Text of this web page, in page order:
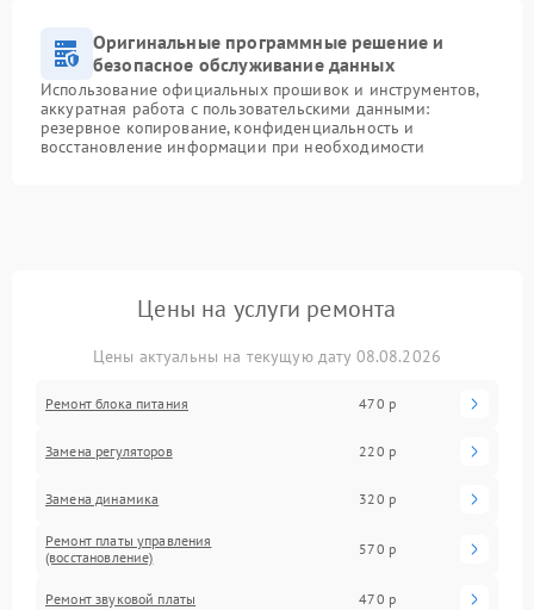
Оригинальные программные решение и
безопасное обслуживание данных
Использование официальных прошивок и инструментов,
аккуратная работа с пользовательскими данными:
резервное копирование, конфиденциальность и
восстановление информации при необходимости
Цены на услуги ремонта
Цены актуальны на текущую дату 08.08.2026
Ремонт блока питания 470 р
Замена регуляторов 220 р
Замена динамика 320 р
Ремонт платы управления
(восстановление)
570 р
Ремонт звуковой платы 470 р